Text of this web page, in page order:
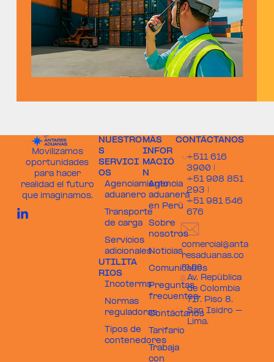
Movilizamos
oportunidades
para hacer
realidad el futuro
que imaginamos.
NUESTRO
S
SERVICI
OS
Agenciamiento
aduanero
Transporte
de carga
Servicios
adicionales
UTILITA
RIOS
Incoterms
Normas
reguladoras
Tipos de
contenedores
MÁS
INFOR
MACIÓ
N
Agencia
aduanera
en Perú
Sobre
nosotros
Noticias
Comunicados
Preguntas
frecuentes
Contáctanos
Tarifario
Trabaja
con
CONTÁCTANOS
+511 616
3900 |
+51 908 851
293 |
+51 981 546
676
comercial@anta
resaduanas.co
m.pe
Av. República
de Colombia
717. Piso 8.
San Isidro –
Lima.